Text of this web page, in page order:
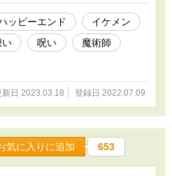
ナスタージア様がリュシアン様に
とするのを腕尽くで止めてしま
けに生きていた貧乏貴族令嬢の、
家になろう様に掲載済みです。
ッピーエンド
イケメン
い 呪い
魔術師
新日 2023.03.18 登録日 2022.07.09
気に入りに追加 653